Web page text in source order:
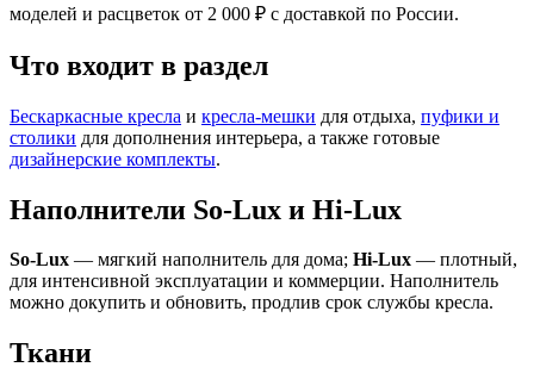
моделей и расцветок от 2 000 ₽ с доставкой по России.
Что входит в раздел
Бескаркасные кресла и кресла-мешки для отдыха, пуфики и
столики для дополнения интерьера, а также готовые
дизайнерские комплекты.
Наполнители So-Lux и Hi-Lux
So-Lux — мягкий наполнитель для дома; Hi-Lux — плотный,
для интенсивной эксплуатации и коммерции. Наполнитель
можно докупить и обновить, продлив срок службы кресла.
Ткани